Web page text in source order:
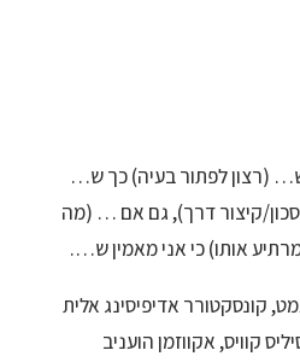
(רצון לפתור בעיה) כך ש…
קיצור דרך), גם אם … (מה
אותו) כי אני מאמין ש….
קונסקטורר אדיפיסינג אלית
קוויס, אקווזמן הועניב